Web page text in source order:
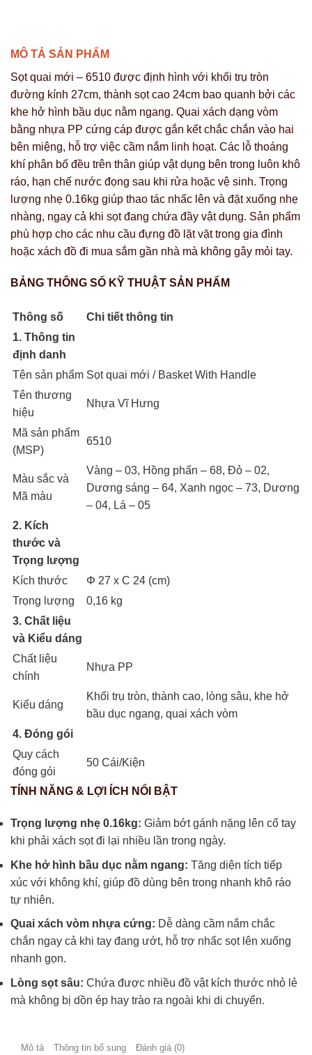
MÔ TẢ SẢN PHẨM
Sọt quai mới – 6510 được định hình với khối trụ tròn
đường kính 27cm, thành sọt cao 24cm bao quanh bởi các
khe hở hình bầu dục nằm ngang. Quai xách dạng vòm
bằng nhựa PP cứng cáp được gắn kết chắc chắn vào hai
bên miệng, hỗ trợ việc cầm nắm linh hoạt. Các lỗ thoáng
khí phân bố đều trên thân giúp vật dụng bên trong luôn khô
ráo, hạn chế nước đọng sau khi rửa hoặc vệ sinh. Trọng
lượng nhẹ 0.16kg giúp thao tác nhấc lên và đặt xuống nhẹ
nhàng, ngay cả khi sọt đang chứa đầy vật dụng. Sản phẩm
phù hợp cho các nhu cầu đựng đồ lặt vặt trong gia đình
hoặc xách đồ đi mua sắm gần nhà mà không gây mỏi tay.
BẢNG THÔNG SỐ KỸ THUẬT SẢN PHẨM
Thông số
Chi tiết thông tin
1. Thông tin
định danh
Tên sản phẩm Sọt quai mới / Basket With Handle
Tên thương
hiệu
Nhựa Vĩ Hưng
Mã sản phẩm
(MSP)
6510
Màu sắc và
Mã màu
Vàng – 03, Hồng phấn – 68, Đỏ – 02,
Dương sáng – 64, Xanh ngọc – 73, Dương
– 04, Lá – 05
2. Kích
thước và
Trọng lượng
Kích thước
Φ 27 x C 24 (cm)
Trọng lượng
0,16 kg
3. Chất liệu
và Kiểu dáng
Chất liệu
chính
Nhựa PP
Kiểu dáng
Khối trụ tròn, thành cao, lòng sâu, khe hở
bầu dục ngang, quai xách vòm
4. Đóng gói
Quy cách
đóng gói
50 Cái/Kiện
TÍNH NĂNG & LỢI ÍCH NỔI BẬT
Trọng lượng nhẹ 0.16kg: Giảm bớt gánh nặng lên cổ tay
khi phải xách sọt đi lại nhiều lần trong ngày.
Khe hở hình bầu dục nằm ngang: Tăng diện tích tiếp
xúc với không khí, giúp đồ dùng bên trong nhanh khô ráo
tự nhiên.
Quai xách vòm nhựa cứng: Dễ dàng cầm nắm chắc
chắn ngay cả khi tay đang ướt, hỗ trợ nhấc sọt lên xuống
nhanh gọn.
Lòng sọt sâu: Chứa được nhiều đồ vật kích thước nhỏ lẻ
mà không bị dồn ép hay trào ra ngoài khi di chuyển.
Mô tả Thông tin bổ sung Đánh giá (0)